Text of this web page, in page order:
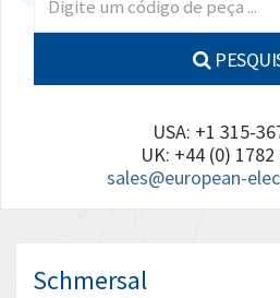
USA: +1 315-
UK: +44 (0) 1782
sales@european-
Schmersal